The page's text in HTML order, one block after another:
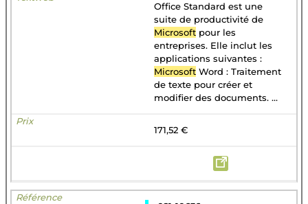
Office Standard est une
suite de productivité de
Microsoft pour les
entreprises. Elle inclut les
applications suivantes :
Microsoft Word : Traitement
de texte pour créer et
modifier des documents. ...
171,52 €